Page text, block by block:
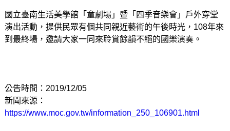
國立臺南生活美學館「童劇場」暨「四季音樂會」戶外穿堂
演出活動，提供民眾有個共同親近藝術的午後時光，108年來
到最終場，邀請大家一同來聆賞餘韻不絕的國樂演奏。
公告時間：2019/12/05
新聞來源：
https://www.moc.gov.tw/information_250_106901.html